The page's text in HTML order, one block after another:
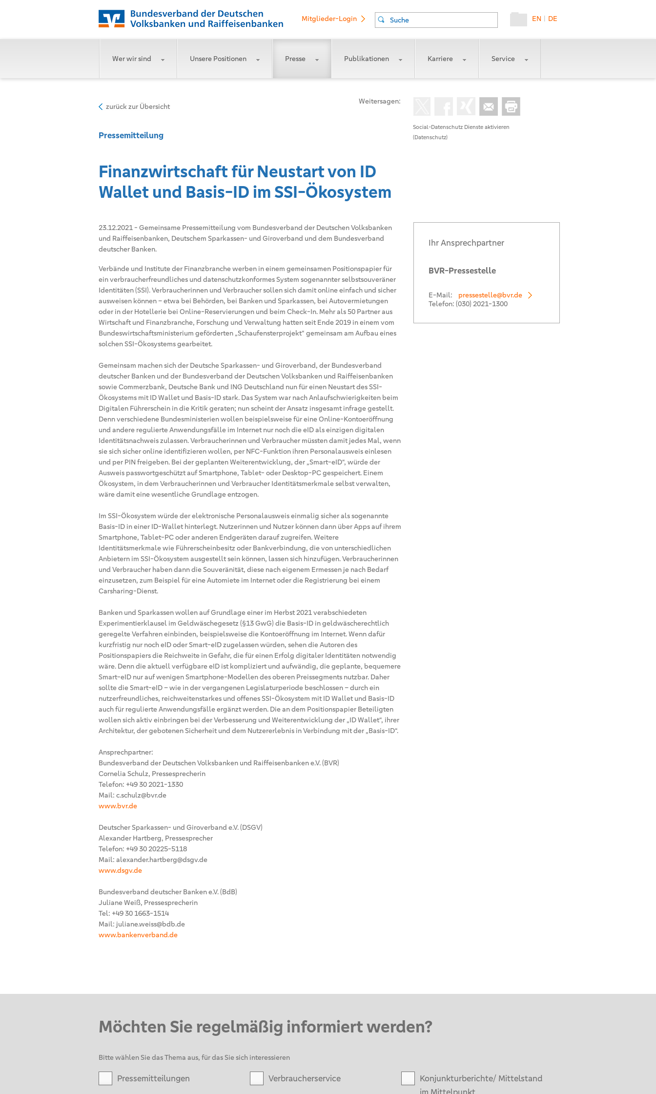
DE
|
EN
Suche
Mitglieder-Login
Wer wir sind Unsere Positionen Presse Publikationen Karriere Service
Social-Datenschutz Dienste aktivieren
(Datenschutz)
Weitersagen:
zurück zur Übersicht
Pressemitteilung
Finanzwirtschaft für Neustart von ID
Wallet und Basis-ID im SSI-Ökosystem
23.12.2021 - Gemeinsame Pressemitteilung vom Bundesverband der Deutschen Volksbanken
und Raiffeisenbanken, Deutschem Sparkassen- und Giroverband und dem Bundesverband
deutscher Banken.
Verbände und Institute der Finanzbranche werben in einem gemeinsamen Positionspapier für
ein verbraucherfreundliches und datenschutzkonformes System sogenannter selbstsouveräner
Identitäten (SSI). Verbraucherinnen und Verbraucher sollen sich damit online einfach und sicher
ausweisen können – etwa bei Behörden, bei Banken und Sparkassen, bei Autovermietungen
oder in der Hotellerie bei Online-Reservierungen und beim Check-In. Mehr als 50 Partner aus
Wirtschaft und Finanzbranche, Forschung und Verwaltung hatten seit Ende 2019 in einem vom
Bundeswirtschaftsministerium geförderten „Schaufensterprojekt“ gemeinsam am Aufbau eines
solchen SSI-Ökosystems gearbeitet.
Gemeinsam machen sich der Deutsche Sparkassen- und Giroverband, der Bundesverband
deutscher Banken und der Bundesverband der Deutschen Volksbanken und Raiffeisenbanken
sowie Commerzbank, Deutsche Bank und ING Deutschland nun für einen Neustart des SSI-
Ökosystems mit ID Wallet und Basis-ID stark. Das System war nach Anlaufschwierigkeiten beim
Digitalen Führerschein in die Kritik geraten; nun scheint der Ansatz insgesamt infrage gestellt.
Denn verschiedene Bundesministerien wollen beispielsweise für eine Online-Kontoeröffnung
und andere regulierte Anwendungsfälle im Internet nur noch die eID als einzigen digitalen
Identitätsnachweis zulassen. Verbraucherinnen und Verbraucher müssten damit jedes Mal, wenn
sie sich sicher online identifizieren wollen, per NFC-Funktion ihren Personalausweis einlesen
und per PIN freigeben. Bei der geplanten Weiterentwicklung, der „Smart-eID“, würde der
Ausweis passwortgeschützt auf Smartphone, Tablet- oder Desktop-PC gespeichert. Einem
Ökosystem, in dem Verbraucherinnen und Verbraucher Identitätsmerkmale selbst verwalten,
wäre damit eine wesentliche Grundlage entzogen.
Im SSI-Ökosystem würde der elektronische Personalausweis einmalig sicher als sogenannte
Basis-ID in einer ID-Wallet hinterlegt. Nutzerinnen und Nutzer können dann über Apps auf ihrem
Smartphone, Tablet-PC oder anderen Endgeräten darauf zugreifen. Weitere
Identitätsmerkmale wie Führerscheinbesitz oder Bankverbindung, die von unterschiedlichen
Anbietern im SSI-Ökosystem ausgestellt sein können, lassen sich hinzufügen. Verbraucherinnen
und Verbraucher haben dann die Souveränität, diese nach eigenem Ermessen je nach Bedarf
einzusetzen, zum Beispiel für eine Automiete im Internet oder die Registrierung bei einem
Carsharing-Dienst.
Banken und Sparkassen wollen auf Grundlage einer im Herbst 2021 verabschiedeten
Experimentierklausel im Geldwäschegesetz (§13 GwG) die Basis-ID in geldwäscherechtlich
geregelte Verfahren einbinden, beispielsweise die Kontoeröffnung im Internet. Wenn dafür
kurzfristig nur noch eID oder Smart-eID zugelassen würden, sehen die Autoren des
Positionspapiers die Reichweite in Gefahr, die für einen Erfolg digitaler Identitäten notwendig
wäre. Denn die aktuell verfügbare eID ist kompliziert und aufwändig, die geplante, bequemere
Smart-eID nur auf wenigen Smartphone-Modellen des oberen Preissegments nutzbar. Daher
sollte die Smart-eID – wie in der vergangenen Legislaturperiode beschlossen – durch ein
nutzerfreundliches, reichweitenstarkes und offenes SSI-Ökosystem mit ID Wallet und Basis-ID
auch für regulierte Anwendungsfälle ergänzt werden. Die an dem Positionspapier Beteiligten
wollen sich aktiv einbringen bei der Verbesserung und Weiterentwicklung der „ID Wallet“, ihrer
Architektur, der gebotenen Sicherheit und dem Nutzererlebnis in Verbindung mit der „Basis-ID“.
Ansprechpartner:
Bundesverband der Deutschen Volksbanken und Raiffeisenbanken e.V. (BVR)
Cornelia Schulz, Pressesprecherin
Telefon: +49 30 2021-1330
Mail: c.schulz@bvr.de
www.bvr.de
Deutscher Sparkassen- und Giroverband e.V. (DSGV)
Alexander Hartberg, Pressesprecher
Telefon: +49 30 20225-5118
Mail: alexander.hartberg@dsgv.de
www.dsgv.de
Bundesverband deutscher Banken e.V. (BdB)
Juliane Weiß, Pressesprecherin
Tel: +49 30 1663-1514
Mail: juliane.weiss@bdb.de
www.bankenverband.de
Ihr Ansprechpartner
BVR-Pressestelle
E-Mail:
pressestelle@bvr.de
Telefon: (030) 2021-1300
Möchten Sie regelmäßig informiert werden?
Bitte wählen Sie das Thema aus, für das Sie sich interessieren
Pressemitteilungen Verbraucherservice
Konjunkturberichte/ Mittelstand